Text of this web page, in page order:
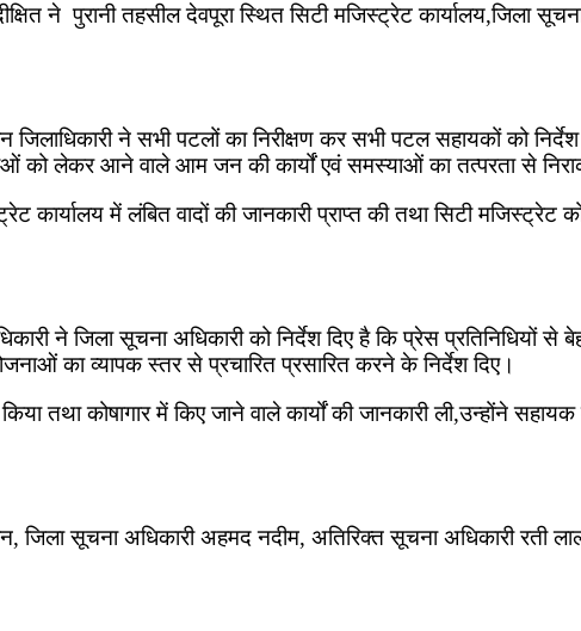
ने पुरानी तहसील देवपूरा स्थित सिटी मजिस्ट्रेट कार्यालय,जिला
जिलाधिकारी ने सभी पटलों का निरीक्षण कर सभी पटल सहायकों को
को लेकर आने वाले आम जन की कार्यों एवं समस्याओं का तत्परता से
कार्यालय में लंबित वादों की जानकारी प्राप्त की तथा सिटी
ने जिला सूचना अधिकारी को निर्देश दिए है कि प्रेस
का व्यापक स्तर से प्रचारित प्रसारित करने के निर्देश दिए।
किया तथा कोषागार में किए जाने वाले कार्यों की जानकारी ली,उन्होंने
जिला सूचना अधिकारी अहमद नदीम, अतिरिक्त सूचना अधिकारी रती